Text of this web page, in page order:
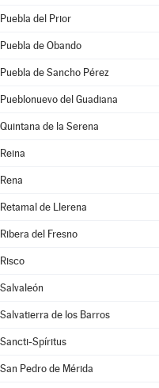
Puebla del Prior
Puebla de Obando
Puebla de Sancho Pérez
Pueblonuevo del Guadiana
Quintana de la Serena
Reina
Rena
Retamal de Llerena
Ribera del Fresno
Risco
Salvaleón
Salvatierra de los Barros
Sancti-Spíritus
San Pedro de Mérida